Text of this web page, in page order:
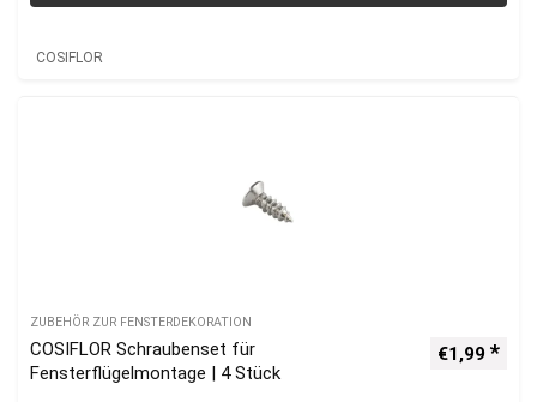
COSIFLOR
ZUBEHÖR ZUR FENSTERDEKORATION
COSIFLOR Schraubenset für
Fensterflügelmontage | 4 Stück
€1,99